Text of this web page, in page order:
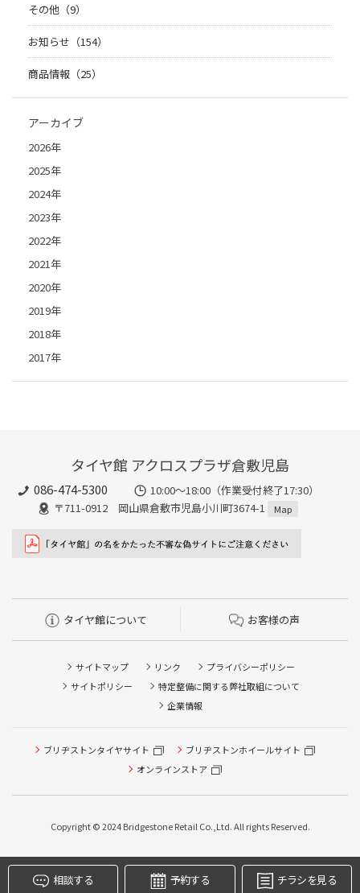
その他（9）
お知らせ（154）
商品情報（25）
アーカイブ
2026年
2025年
2024年
2023年
2022年
2021年
2020年
2019年
2018年
2017年
タイヤ館 アクロスプラザ倉敷児島
086-474-5300
10:00〜18:00（作業受付終了17:30）
〒711-0912 岡山県倉敷市児島小川町3674-1
Map
タイヤ館について お客様の声
サイトマップ リンク
プライバシーポリシー
サイトポリシー
特定整備に関する弊社取組について
企業情報
ブリヂストンタイヤサイト
ブリヂストンホイールサイト
オンラインストア
Copyright © 2024 Bridgestone Retail Co.,Ltd. All rights Reserved.
相談する 予約する チラシを見る
タイヤ点検・安全点検/タイヤ履き替え/オイル交換/その他
ピット作業の予約
本日のタイヤ履き替え順番待ち予約 ※クローク契約会員の